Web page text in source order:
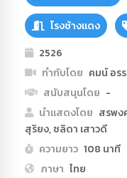
โรงช้างแดง
2526
กำกับโดย คมน์ อร
สนับสนุนโดย -
นำแสดงโดย สรพง
สุริยง, ชลิดา เสาวดี
ความยาว 108 นาที
ภาษา ไทย